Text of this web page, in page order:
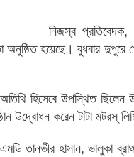
নিজস্ব প্রতিবেদক,
অনুষ্ঠিত হয়েছে। বুধবার
হিসেবে উপস্থিত
করেন টাটা মটরস্
তানভীর হাসান, ভালুকা